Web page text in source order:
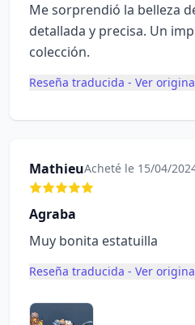
Me sorprendió la belleza
detallada y precisa. Un
colección.
Reseña traducida - Ver
MathieuAcheté le 15/04/
Agraba
Muy bonita estatuilla
Reseña traducida - Ver